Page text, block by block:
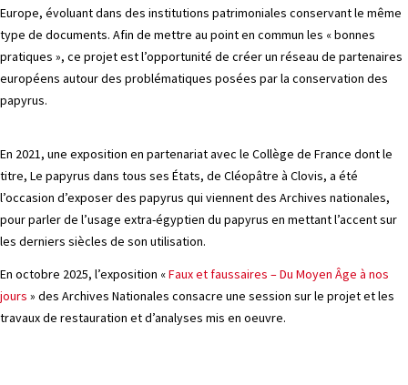
Europe, évoluant dans des institutions patrimoniales conservant le même
type de documents. Afin de mettre au point en commun les « bonnes
pratiques », ce projet est l’opportunité de créer un réseau de partenaires
européens autour des problématiques posées par la conservation des
papyrus.
En 2021, une exposition en partenariat avec le Collège de France dont le
titre, Le papyrus dans tous ses États, de Cléopâtre à Clovis, a été
l’occasion d’exposer des papyrus qui viennent des Archives nationales,
pour parler de l’usage extra-égyptien du papyrus en mettant l’accent sur
les derniers siècles de son utilisation.
En octobre 2025, l’exposition «Faux et faussaires – Du Moyen Âge à nos
jours » des Archives Nationales consacre une session sur le projet et les
travaux de restauration et d’analyses mis en oeuvre.